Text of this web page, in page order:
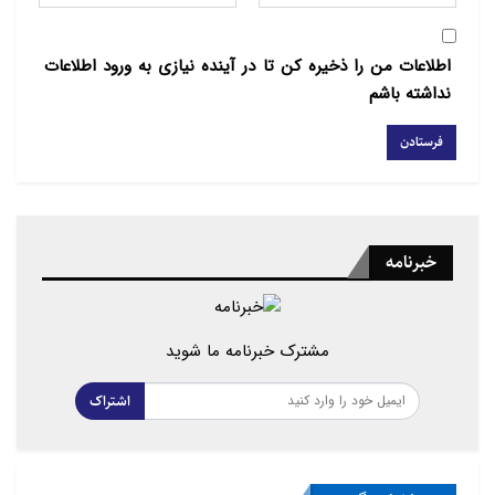
مزار شهدای روستای ریحان آباد ارومیه برگزار شد.
حاضران با اهدای شاخه گل به روح بلند شهیدان ساکو
مجنونیانس، هایراپط مقردیجیان و ژوزف هرمز نازلو ادای
اطلاعات من را ذخیره کن تا در آینده نیازی به ورود اطلاعات
نداشته باشم
خبرنامه
مشترک خبرنامه ما شوید
اشتراک